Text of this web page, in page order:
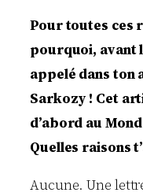
Pour toutes ces
pourquoi, avant
appelé dans
Sarkozy ! Cet
d’abord au
Quelles raisons
Aucune. Une